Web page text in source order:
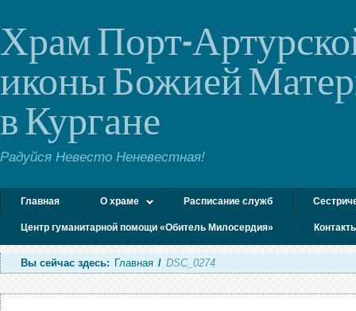
Храм Порт-
иконы Божией
в Кургане
Радуйся Невесто Неневестная!
Главная О храме Расписание служб
Центр гуманитарной помощи «Обитель Милосердия»
Вы сейчас здесь: Главная / DSC_0274